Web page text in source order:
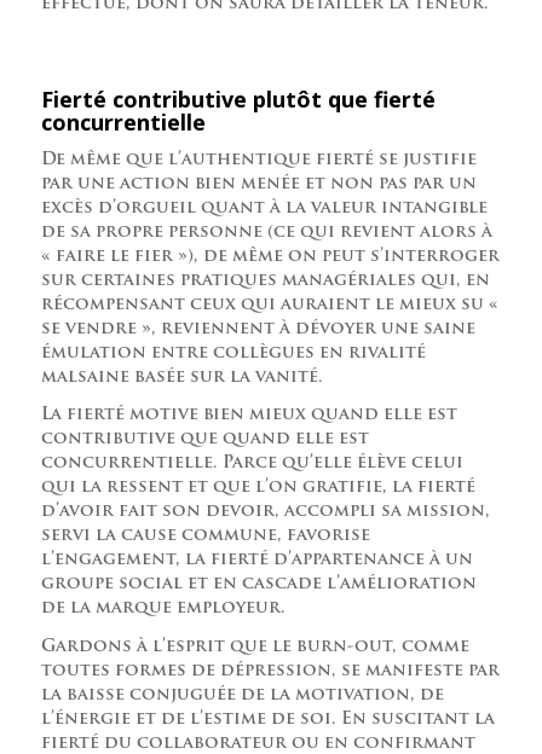
effectué, dont on saura détailler la teneur.
Fierté contributive plutôt que fierté
concurrentielle
De même que l’authentique fierté se justifie
par une action bien menée et non pas par un
excès d’orgueil quant à la valeur intangible
de sa propre personne (ce qui revient alors à
« faire le fier »), de même on peut s’interroger
sur certaines pratiques managériales qui, en
récompensant ceux qui auraient le mieux su «
se vendre », reviennent à dévoyer une saine
émulation entre collègues en rivalité
malsaine basée sur la vanité.
La fierté motive bien mieux quand elle est
contributive que quand elle est
concurrentielle. Parce qu’elle élève celui
qui la ressent et que l’on gratifie, la fierté
d’avoir fait son devoir, accompli sa mission,
servi la cause commune, favorise
l’engagement, la fierté d’appartenance à un
groupe social et en cascade l’amélioration
de la marque employeur.
Gardons à l’esprit que le burn-out, comme
toutes formes de dépression, se manifeste par
la baisse conjuguée de la motivation, de
l’énergie et de l’estime de soi. En suscitant la
fierté du collaborateur ou en confirmant